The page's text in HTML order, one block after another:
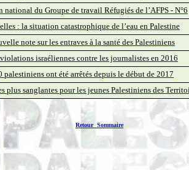
national du Groupe de travail Réfugiés de l’AFPS - N°6
: la situation catastrophique de l’eau en Palestine
note sur les entraves à la santé des Palestiniens
israéliennes contre les journalistes en 2016
palestiniens ont été arrêtés depuis le début de 2017
plus sanglantes pour les jeunes Palestiniens des
Retour Sommaire